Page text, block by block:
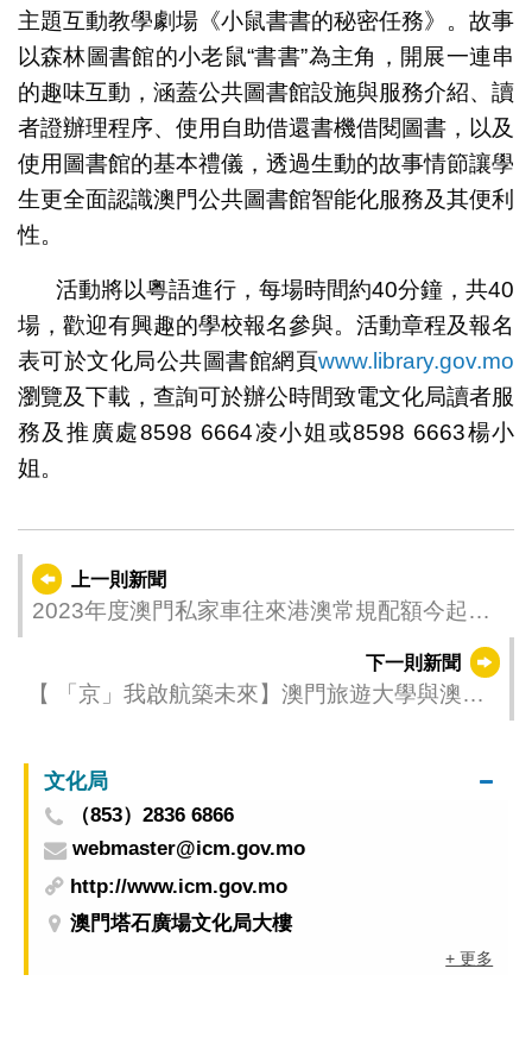
主題互動教學劇場《小鼠書書的秘密任務》。故事
以森林圖書館的小老鼠“書書”為主角，開展一連串
的趣味互動，涵蓋公共圖書館設施與服務介紹、讀
者證辦理程序、使用自助借還書機借閱圖書，以及
使用圖書館的基本禮儀，透過生動的故事情節讓學
生更全面認識澳門公共圖書館智能化服務及其便利
性。
活動將以粵語進行，每場時間約40分鐘，共40
場，歡迎有興趣的學校報名參與。活動章程及報名
表可於文化局公共圖書館網頁www.library.gov.mo
瀏覽及下載，查詢可於辦公時間致電文化局讀者服
務及推廣處8598 6664凌小姐或8598 6663楊小
姐。
上一則新聞
2023年度澳門私家車往來港澳常規配額今起陸
下一則新聞
【 「京」我啟航築未來】澳門旅遊大學與澳娛
文化局
（853）2836 6866
webmaster@icm.gov.mo
http://www.icm.gov.mo
澳門塔石廣場文化局大樓
+ 更多